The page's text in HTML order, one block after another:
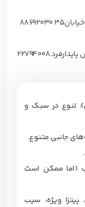
شعبه 2 تهران :بلوار سعادت آباد،نبش خیابان35 88692030
شعبه 3 تهران:پاسداران،بوستان٥، نبش پايدارفرد 22794008
تنوع در سبک و
جانبی متنوع.
(اما ممکن است
پیتزا ویژه، سیب